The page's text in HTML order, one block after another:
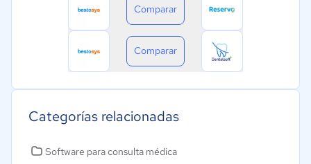
Comparar
Comparar
Categorías relacionadas
Software para consulta médica